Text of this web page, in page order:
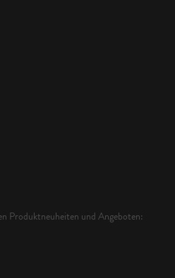
Produktneuheiten und Angeboten: